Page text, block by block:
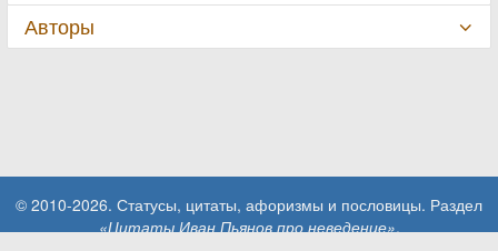
Авторы
© 2010-2026. Статусы, цитаты, афоризмы и пословицы. Раздел
«Цитаты Иван Пьянов про неведение».